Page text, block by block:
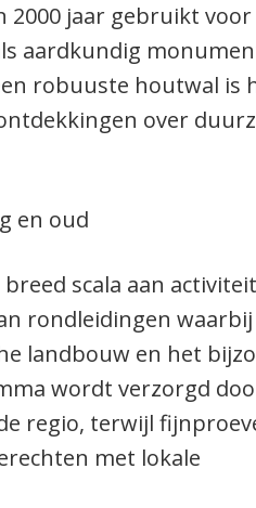
2000 jaar gebruikt voor
aardkundig
robuuste houtwal is
over
en oud
scala aan
rondleidingen waarbij
landbouw en het
wordt verzorgd
regio, terwijl
met lokale